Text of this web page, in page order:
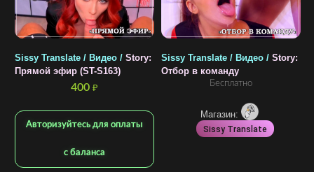
Sissy Translate / Видео / Story:
Прямой эфир (ST-S163)
400 ₽
Авторизуйтесь для оплаты
с баланса
Sissy Translate / Видео / Story:
Отбор в команду
Бесплатно
Магазин:
Sissy Translate